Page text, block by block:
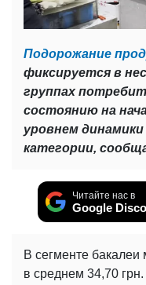
Подорожание
фиксируется в
группах
состоянию на
уровнем
категории,
Читайте нас в
Google
В сегменте бакалеи
в среднем 34,70